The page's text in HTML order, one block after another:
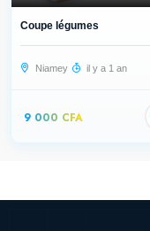
Coupe légumes
Niamey il y a 1 an
9 000 CFA